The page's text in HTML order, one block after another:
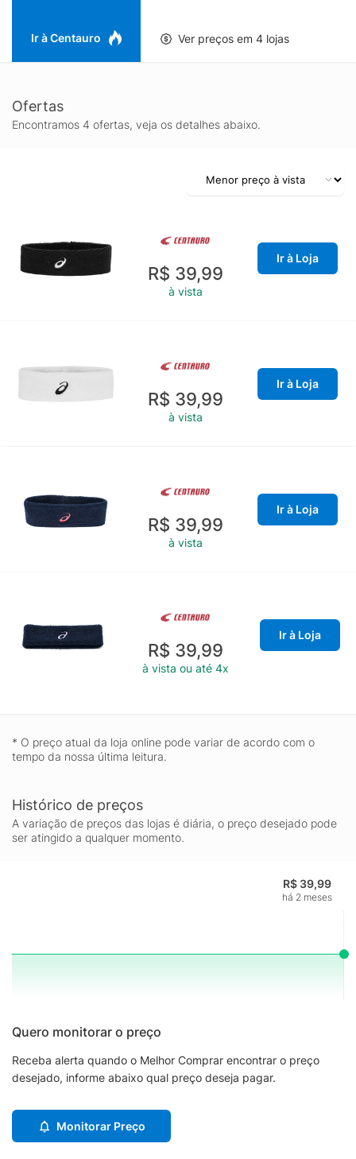
Ir à Centauro Ver preços em 4 lojas
Ofertas
Encontramos 4 ofertas, veja os detalhes abaixo.
R$ 39,99
à vista
Ir à Loja
R$ 39,99
à vista
Ir à Loja
R$ 39,99
à vista
Ir à Loja
R$ 39,99
à vista ou até 4x
Ir à Loja
* O preço atual da loja online pode variar de acordo com o
tempo da nossa última leitura.
Histórico de preços
A variação de preços das lojas é diária, o preço desejado pode
ser atingido a qualquer momento.
R$ 39,99
há 2 meses
Quero monitorar o preço
Receba alerta quando o Melhor Comprar encontrar o preço
desejado, informe abaixo qual preço deseja pagar.
Monitorar Preço